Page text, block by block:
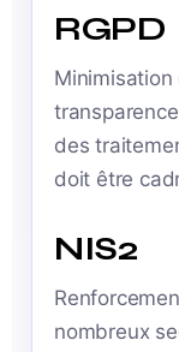
RGPD
des
doit être
NIS2
nombreux